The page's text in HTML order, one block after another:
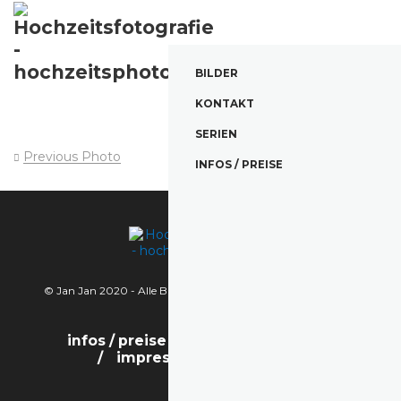
BILDER
KONTAKT
SERIEN
INFOS / PREISE
Previous Photo
© Jan Jan 2020 - Alle Bilder sind urheberrechtlich geschützt.
infos / preise
impressum / datenschutz